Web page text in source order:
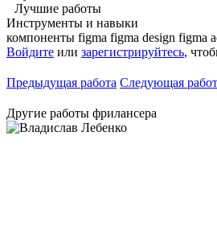
Лучшие работы
Инструменты и навыки
компоненты figma figma design figma
Войдите или зарегистрируйтесь,
Предыдущая работа Следующая
Другие работы фрилансера